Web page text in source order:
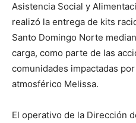
Asistencia Social y
realizó la entrega de kits
Santo Domingo Norte
carga, como parte de las
comunidades impactadas
atmosférico Melissa.
El operativo de la Dirección